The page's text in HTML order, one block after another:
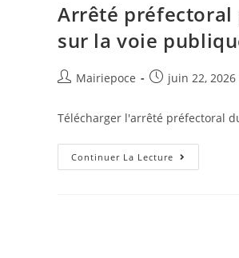
Arrêté préfectoral
sur la voie
Mairiepoce juin 22, 2026
Télécharger l'arrêté préfectoral
Continuer La Lecture